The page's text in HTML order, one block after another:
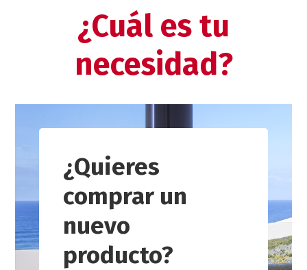
¿Cuál es tu
necesidad?
¿Quieres
comprar un
nuevo
producto?